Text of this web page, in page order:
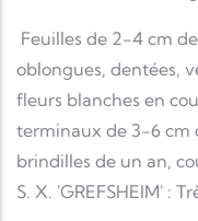
Feuilles de 2-4 cm
oblongues, dentées,
fleurs blanches en
terminaux de 3-6 cm
brindilles de un an,
S. X. 'GREFSHEIM' :